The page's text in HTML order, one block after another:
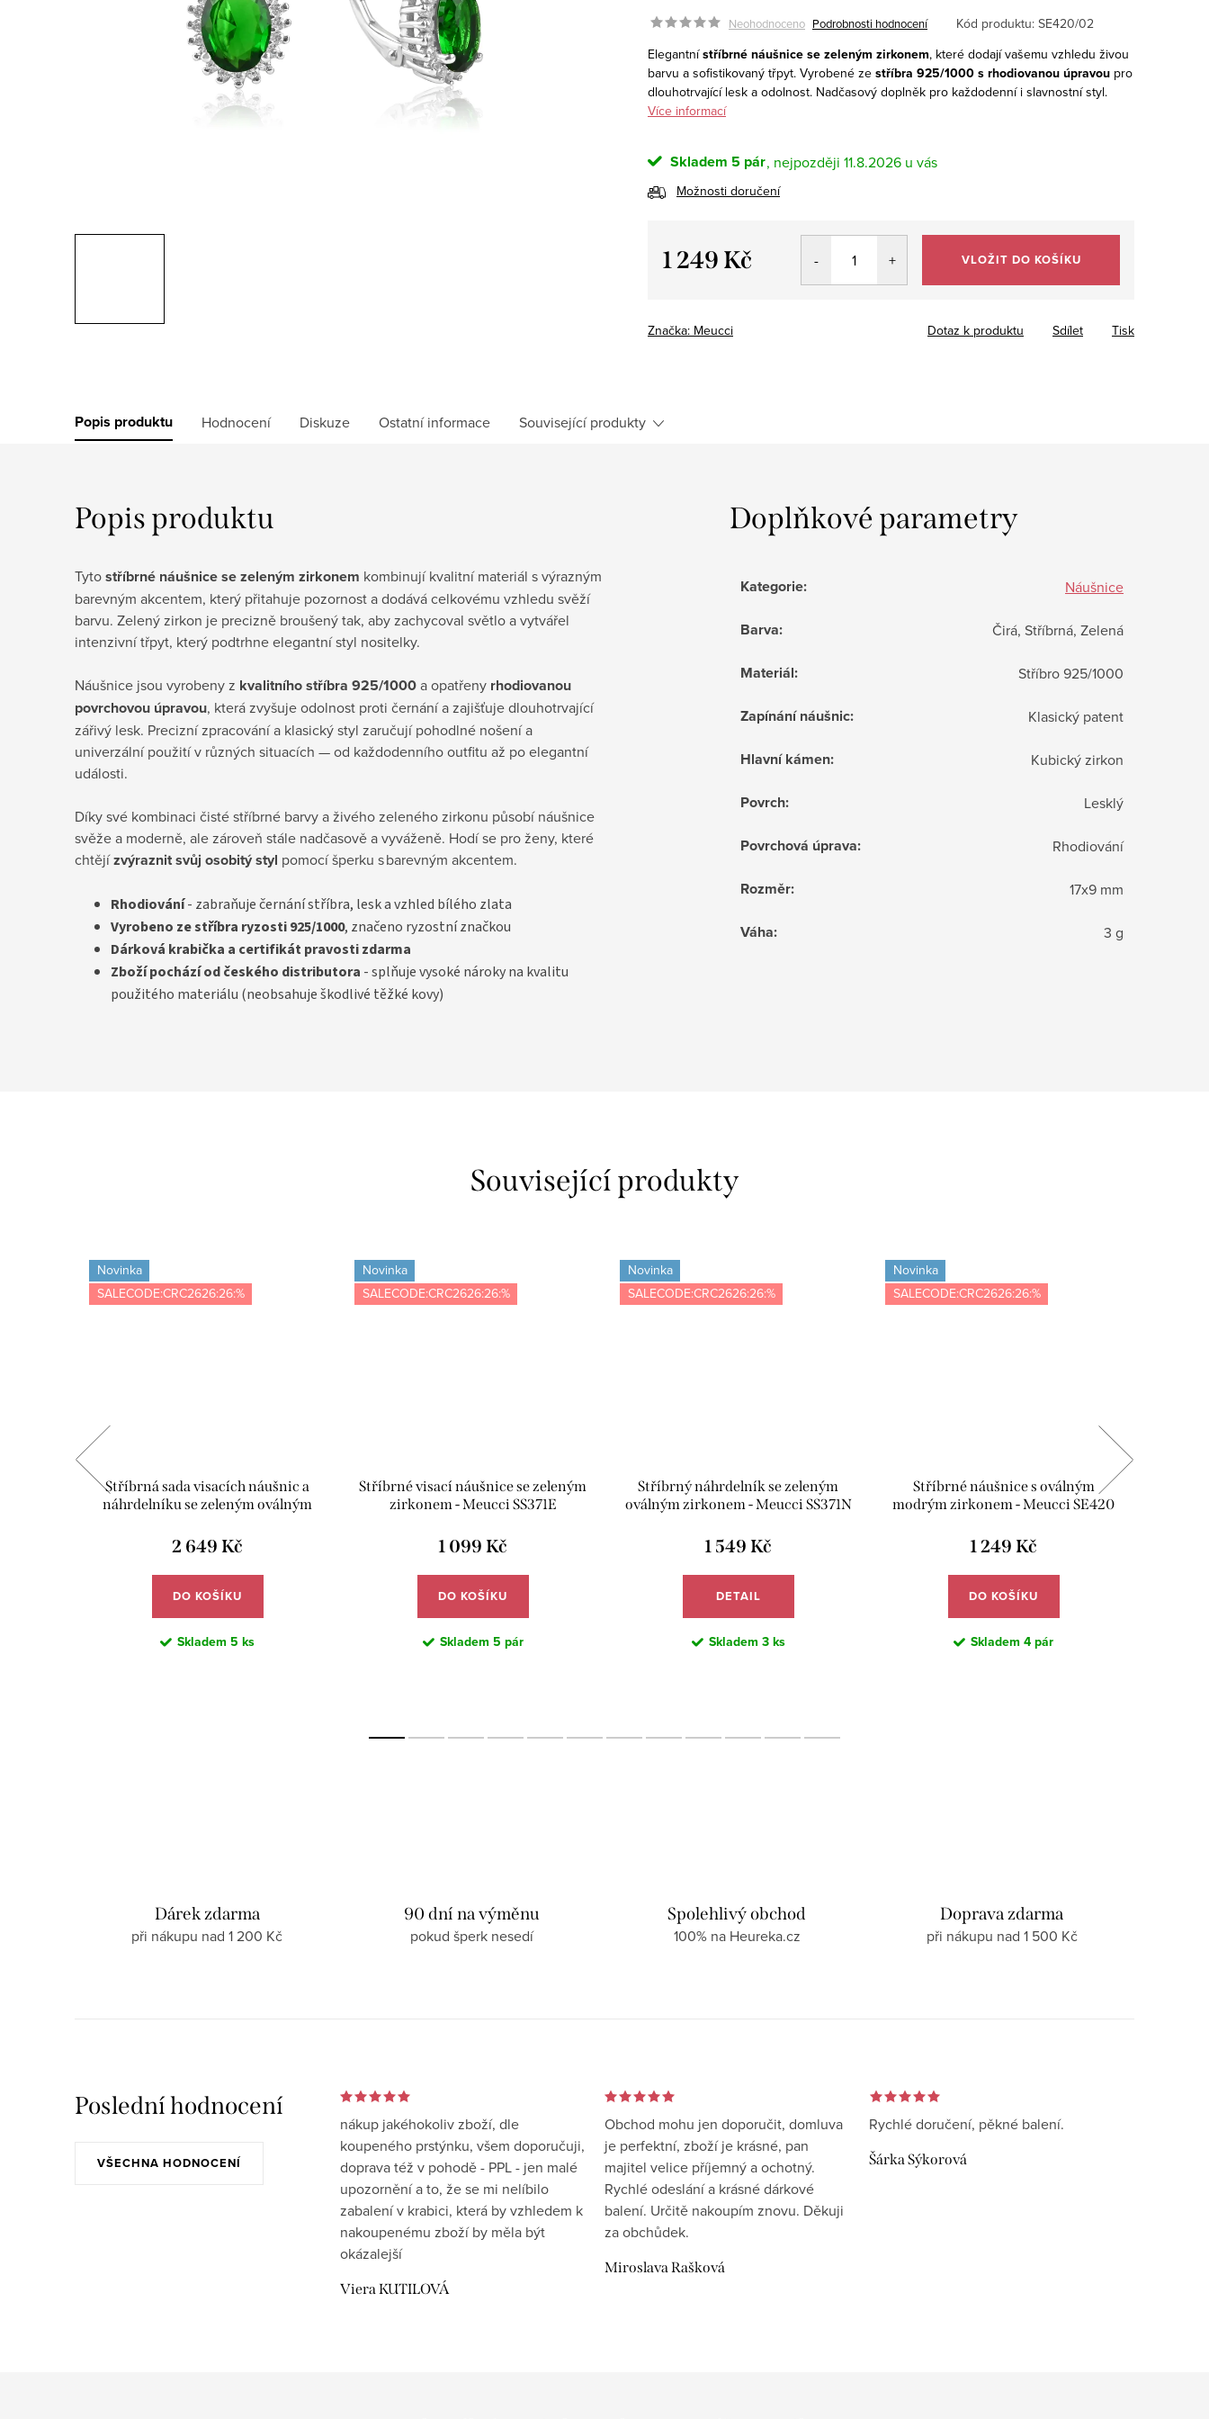
Neohodnoceno Podrobnosti hodnocení Kód produktu: SE420/02
Elegantnístříbrné náušnice se zeleným zirkonem, které dodají vašemu vzhledu živou
barvu a sofistikovaný třpyt. Vyrobené ze stříbra 925/1000 s rhodiovanou úpravou pro
dlouhotrvající lesk a odolnost. Nadčasový doplněk pro každodenní i slavnostní styl.
Více informací
Skladem 5 pár 11.8.2026
Možnosti doručení
1 249 Kč VLOŽIT DO KOŠÍKU
Značka: Meucci Tisk
Dotaz k produktu Sdílet
Popis produktu Hodnocení Diskuze Ostatní informace Související produkty
Popis produktu
Tytostříbrné náušnice se zeleným zirkonem kombinují kvalitní materiál s výrazným
barevným akcentem, který přitahuje pozornost a dodává celkovému vzhledu svěží
barvu. Zelený zirkon je precizně broušený tak, aby zachycoval světlo a vytvářel
intenzivní třpyt, který podtrhne elegantní styl nositelky.
Náušnice jsou vyrobeny z kvalitního stříbra 925/1000a opatřeny rhodiovanou
povrchovou úpravou, která zvyšuje odolnost proti černání a zajišťuje dlouhotrvající
zářivý lesk. Precizní zpracování a klasický styl zaručují pohodlné nošení a
univerzální použití v různých situacích — od každodenního outfitu až po elegantní
události.
Díky své kombinaci čisté stříbrné barvy a živého zeleného zirkonu působí náušnice
svěže a moderně, ale zároveň stále nadčasově a vyváženě. Hodí se pro ženy, které
chtějízvýraznit svůj osobitý styl pomocí šperku s barevným akcentem.
Rhodiování- zabraňuje černání stříbra, lesk a vzhled bílého zlata
Vyrobeno ze stříbra ryzosti 925/1000, značeno ryzostní značkou
Dárková krabička a certifikát pravostizdarma
Zboží pochází od českého distributora - splňuje vysoké nároky na kvalitu
použitého materiálu (neobsahuje škodlivé těžké kovy)
Doplňkové parametry
Kategorie: Náušnice
Barva: Čirá, Stříbrná, Zelená
Materiál: Stříbro 925/1000
Zapínání náušnic: Klasický patent
Hlavní kámen: Kubický zirkon
Povrch: Lesklý
Povrchová úprava: Rhodiování
Rozměr: 17x9 mm
Váha: 3 g
Související produkty
Novinka
SALECODE:CRC2626:26:%
Stříbrná sada visacích náušnic a
náhrdelníku se zeleným oválným
2 649 Kč
DO KOŠÍKU
Skladem 5 ks
Novinka
SALECODE:CRC2626:26:%
Stříbrné visací náušnice se zeleným
zirkonem - Meucci SS371E
1 099 Kč
DO KOŠÍKU
Skladem 5 pár
Novinka
SALECODE:CRC2626:26:%
Stříbrný náhrdelník se zeleným
oválným zirkonem - Meucci SS371N
1 549 Kč
DETAIL
Skladem 3 ks
Novinka
SALECODE:CRC2626:26:%
Stříbrné náušnice s oválným
modrým zirkonem - Meucci SE420
1 249 Kč
DO KOŠÍKU
Skladem 4 pár
Dárek zdarma
při nákupu nad 1 200 Kč
90 dní na výměnu
pokud šperk nesedí
Spolehlivý obchod
100% na Heureka.cz
Doprava zdarma
při nákupu nad 1 500 Kč
Poslední hodnocení
VŠECHNA HODNOCENÍ
nákup jakéhokoliv zboží, dle
koupeného prstýnku, všem doporučuji,
doprava též v pohodě - PPL - jen malé
upozornění a to, že se mi nelíbilo
zabalení v krabici, která by vzhledem k
nakoupenému zboží by měla být
okázalejší
Viera KUTILOVÁ
Obchod mohu jen doporučit, domluva
je perfektní, zboží je krásné, pan
majitel velice příjemný a ochotný.
Rychlé odeslání a krásné dárkové
balení. Určitě nakoupím znovu. Děkuji
za obchůdek.
Miroslava Rašková
Rychlé doručení, pěkné balení.
Šárka Sýkorová